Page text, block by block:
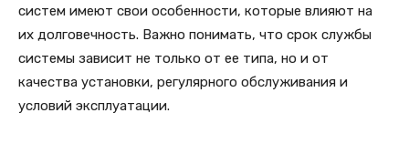
систем имеют свои особенности, которые влияют на
их долговечность. Важно понимать, что срок службы
системы зависит не только от ее типа, но и от
качества установки, регулярного обслуживания и
условий эксплуатации.